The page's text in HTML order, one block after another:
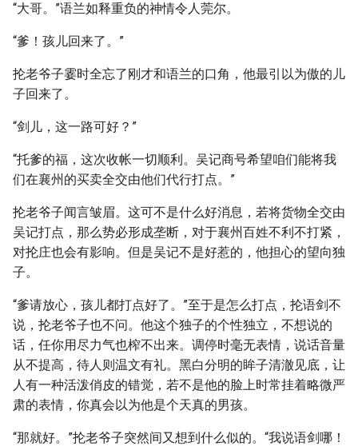
“大哥。”语兰如释重负的神情令人莞尔。
“爹！孩儿回来了。”
抡老爷子霎时全忘了刚才和语兰的口角，他最引以为傲的儿
子回来了。
“剑儿，这一路可好？”
“托爹的福，这次收帐一切顺利。吴记商号希望咱们能将我
们在襄州的买卖全交由他们代行打点。”
抡老爷子闻言皱眉。这可不是什么好消息，若将货物全交由
吴记打点，那么势必形成垄断，对于襄州百姓不利不打紧，
对抡庄也会有影响。但是吴记不是好惹的，他担心的望向独
子。
“爹请放心，孩儿都打点好了。”至于是怎么打点，抡语剑不
说，抡老爷子也不问。他这个独子的个性独立，不想说的
话，任你用尽力气也榨不出来。调停时毫无表情，说话音量
从不提高，待人则温文有礼。黑白分明的眸子清澈见底，让
人有一种活泼俏皮的错觉，若不是他的脸上时常挂着略微严
肃的表情，你真会以为他是个天真的男孩。
“那就好。”抡老爷子突然间又想到什么似的。“我说语剑哪！